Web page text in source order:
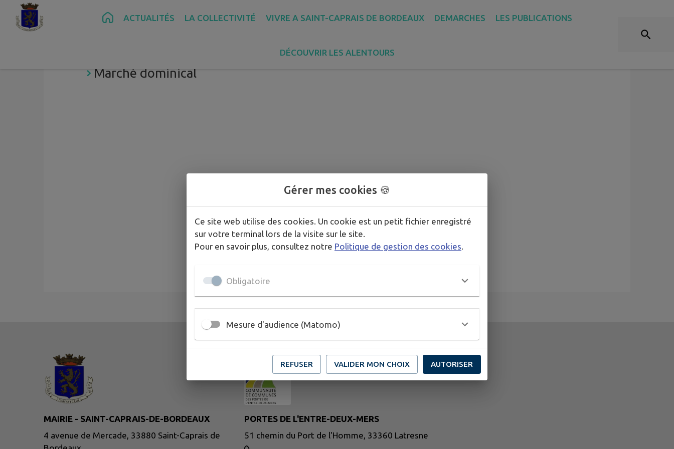
Contenu Recherche Pied de page
ACTUALITÉS LA COLLECTIVITÉ VIVRE A SAINT-CAPRAIS DE BORDEAUX DEMARCHES LES PUBLICATIONS
DÉCOUVRIR LES ALENTOURS
ÉCONOMIE
Marché dominical
MAIRIE - SAINT-CAPRAIS-DE-BORDEAUX
4 avenue de Mercade, 33880 Saint-Caprais de
PORTES DE L'ENTRE-DEUX-MERS
51 chemin du Port de l'Homme, 33360 Latresne
Gérer mes cookies 🍪
Ce site web utilise des cookies. Un cookie est un petit fichier enregistré
sur votre terminal lors de la visite sur le site.
Pour en savoir plus, consultez notre Politique de gestion des cookies.
Obligatoire
Mesure d'audience (Matomo)
REFUSER VALIDER MON CHOIX AUTORISER